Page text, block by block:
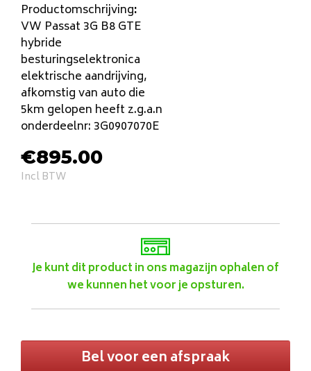
Productomschrijving:
VW Passat 3G B8 GTE
hybride
besturingselektronica
elektrische aandrijving,
afkomstig van auto die
5km gelopen heeft z.g.a.n
onderdeelnr: 3G0907070E
€895.00
Incl BTW
Je kunt dit product in ons magazijn ophalen of
we kunnen het voor je opsturen.
Bel voor een afspraak